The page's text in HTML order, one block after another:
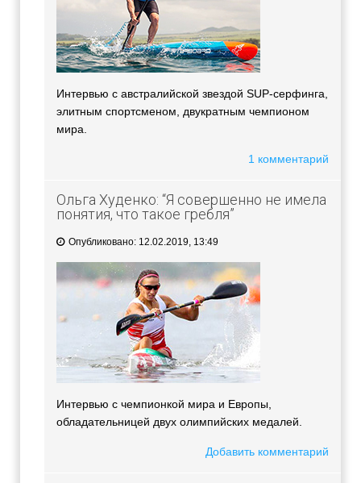
Интервью с австралийской звездой SUP-серфинга,
элитным спортсменом, двукратным чемпионом
мира.
1 комментарий
Ольга Худенко: “Я совершенно не имела
понятия, что такое гребля”
Опубликовано: 12.02.2019, 13:49
Интервью с чемпионкой мира и Европы,
обладательницей двух олимпийских медалей.
Добавить комментарий